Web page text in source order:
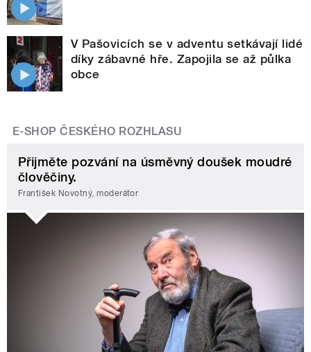
V Pašovicích se v adventu setkávají lidé
díky zábavné hře. Zapojila se až půlka
obce
E-SHOP ČESKÉHO ROZHLASU
Přijměte pozvání na úsměvný doušek moudré
člověčiny.
František Novotný, moderátor